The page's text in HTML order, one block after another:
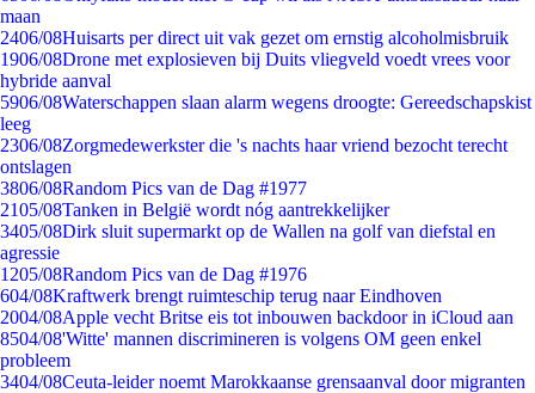
maan
2406/08Huisarts per direct uit vak gezet om ernstig alcoholmisbruik
1906/08Drone met explosieven bij Duits vliegveld voedt vrees voor
hybride aanval
5906/08Waterschappen slaan alarm wegens droogte: Gereedschapskist
leeg
2306/08Zorgmedewerkster die 's nachts haar vriend bezocht terecht
ontslagen
3806/08Random Pics van de Dag #1977
2105/08Tanken in België wordt nóg aantrekkelijker
3405/08Dirk sluit supermarkt op de Wallen na golf van diefstal en
agressie
1205/08Random Pics van de Dag #1976
604/08Kraftwerk brengt ruimteschip terug naar Eindhoven
2004/08Apple vecht Britse eis tot inbouwen backdoor in iCloud aan
8504/08'Witte' mannen discrimineren is volgens OM geen enkel
probleem
3404/08Ceuta-leider noemt Marokkaanse grensaanval door migranten